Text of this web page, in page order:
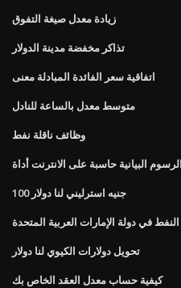
زيادة معدل صيغة التفوق
تذاكر مخفضة مدينة الدولار
اتفاقية سعر الفائدة المبادلة معنى
متوسط ​​معدل بالساعة للنادل
وظائف ناقلة نفط
الرسوم البيانية حاسبة على الانترنت أداة
100 جنيه استرليني لنا دولار
في دولة الإمارات العربية المتحدة
تحويل دولارات الكيوي لنا دولار
كيفية حساب معدل العقد الخاص بك